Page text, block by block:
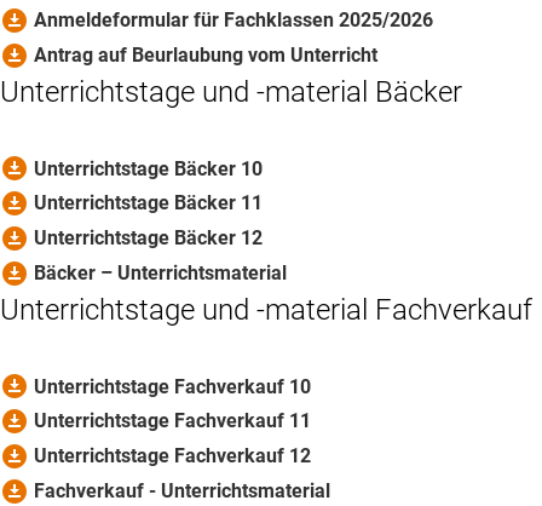
download_for_offline Anmeldeformular für Fachklassen 2025/2026
download_for_offline Antrag auf Beurlaubung vom Unterricht
Unterrichtstage und -material Bäcker
download_for_offline Unterrichtstage Bäcker 10
download_for_offline Unterrichtstage Bäcker 11
download_for_offline Unterrichtstage Bäcker 12
download_for_offline Bäcker – Unterrichtsmaterial
Unterrichtstage und -material Fachverkauf
download_for_offline Unterrichtstage Fachverkauf 10
download_for_offline Unterrichtstage Fachverkauf 11
download_for_offline Unterrichtstage Fachverkauf 12
download_for_offline Fachverkauf - Unterrichtsmaterial